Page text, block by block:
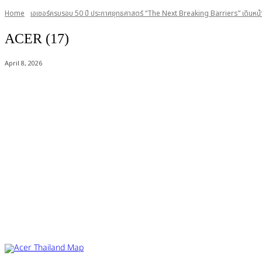
Home เอเซอร์ครบรอบ 50 ปี ประกาศยุทธศาสตร์ “The Next Breaking Barriers” เดินหน้
ACER (17)
April 8, 2026